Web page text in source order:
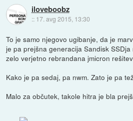
iloveboobz
:: 17. avg 2015, 13:30
To je samo njegovo ugibanje, da je
je pa prejšna generacija Sandisk
zelo verjetno rebrandana jmicron
Kako je pa sedaj, pa nwm. Zato je pa
Malo za občutek, takole hitra je bla